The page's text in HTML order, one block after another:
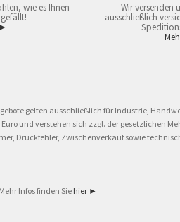
wie es Ihnen
Wir versenden
ausschließlich
gelten ausschließlich für Industrie,
und verstehen sich zzgl. der gesetzlichen
Druckfehler, Zwischenverkauf sowie
Infos finden Sie hier ►